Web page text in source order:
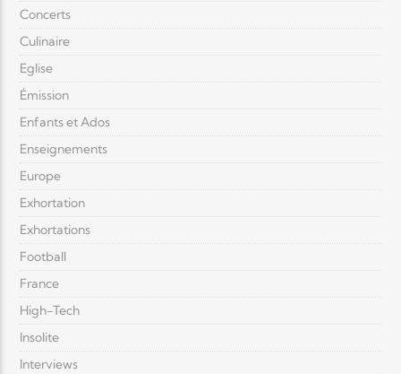
Concerts
Culinaire
Eglise
Émission
Enfants et Ados
Enseignements
Europe
Exhortation
Exhortations
Football
France
High-Tech
Insolite
Interviews